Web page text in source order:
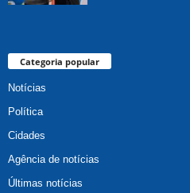
Categoria popular
Notícias
Política
Cidades
Agência de notícias
Últimas notícias